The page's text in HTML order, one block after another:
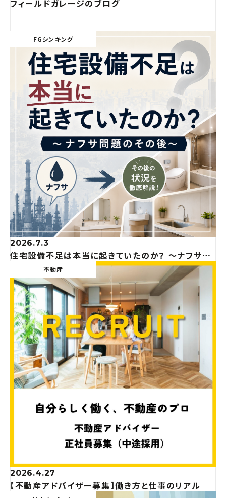
フィールドガレージのブログ
2026.7.3
住宅設備不足は本当に起きていたのか？ 〜ナフサ問
題のその後〜
FGシンキング
2026.4.27
【不動産アドバイザー募集】働き方と仕事のリアル
不動産